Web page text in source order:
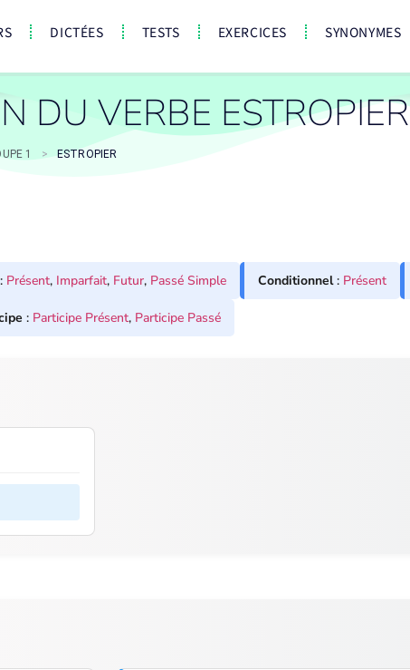
DICTÉES TESTS EXERCICES SYNONYMES
DU VERBE ESTROPIER
1 > ESTROPIER
Présent, Imparfait, Futur, Passé Simple Conditionnel: Présent
: Participe Présent, Participe Passé